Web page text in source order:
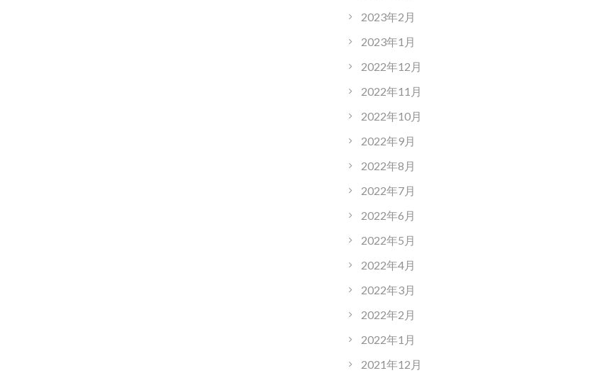
2023年2月
2023年1月
2022年12月
2022年11月
2022年10月
2022年9月
2022年8月
2022年7月
2022年6月
2022年5月
2022年4月
2022年3月
2022年2月
2022年1月
2021年12月